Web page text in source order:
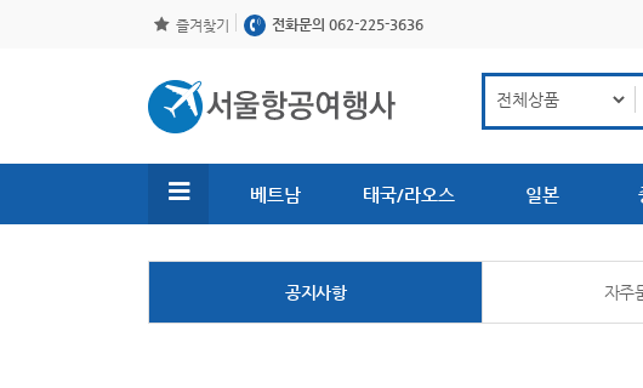
즐겨찾기 전화문의 062-225-3636
베트남 태국/라오스 일본
공지사항 자주